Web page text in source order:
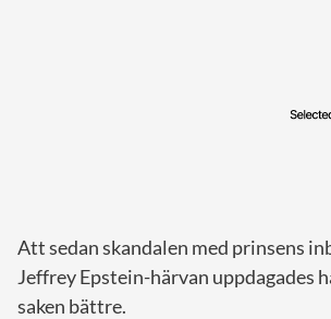
Att sedan skandalen med prinsens
Jeffrey Epstein-härvan uppdagades
saken bättre.